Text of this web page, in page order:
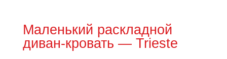
Маленький раскладной
диван-кровать — Trieste